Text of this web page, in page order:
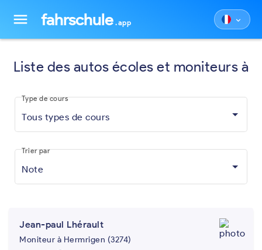
menu fahrschule .app keyboard_arrow_down
Liste des autos écoles et moniteurs à
Tous types de cours
Type de cours
Note
Trier par
Jean-paul Lhérault
Moniteur à Hermrigen (3274)